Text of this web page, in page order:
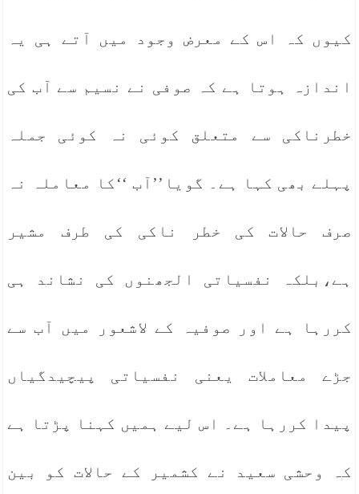
کیوں کہ اس کے معرض وجود میں آتے ہی یہ
اندازہ ہوتا ہے کہ صوفی نے نسیم سے آب کی
خطرناکی سے متعلق کوئی نہ کوئی جملہ
پہلے بھی کہا ہے۔ گویا’’آب ‘‘کا معاملہ نہ
صرف حالات کی خطر ناکی کی طرف مشیر
ہے،بلکہ نفسیاتی الجھنوں کی نشاند ہی
کررہا ہے اور صوفیہ کے لاشعور میں آب سے
جڑے معاملات یعنی نفسیاتی پیچیدگیاں
پیدا کررہا ہے۔ اس لیے ہمیں کہنا پڑتا ہے
کہ وحشی سعید نے کشمیر کے حالات کو بین